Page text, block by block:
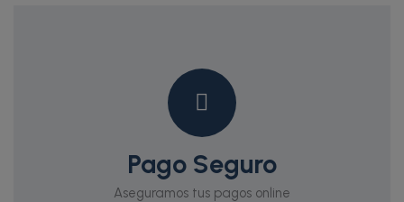
Pago Seguro
Aseguramos tus pagos online